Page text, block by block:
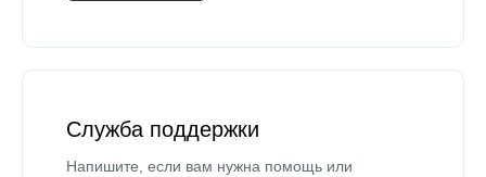
Служба поддержки
Напишите, если вам нужна помощь или